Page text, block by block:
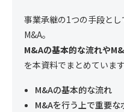
事業承継の1つの手段と
M&A。
M&Aの基本的な流れや
を本資料でまとめています
M&Aの基本的な流れ
M&Aを行う上で重要な